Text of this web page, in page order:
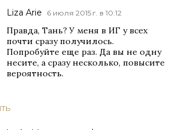
Liza Arie 6 июля 2015 г. в 10:12
Правда, Тань? У меня в ИГ у всех
почти сразу получилось.
Попробуйте еще раз. Да вы не одну
несите, а сразу несколько, повысите
вероятность.